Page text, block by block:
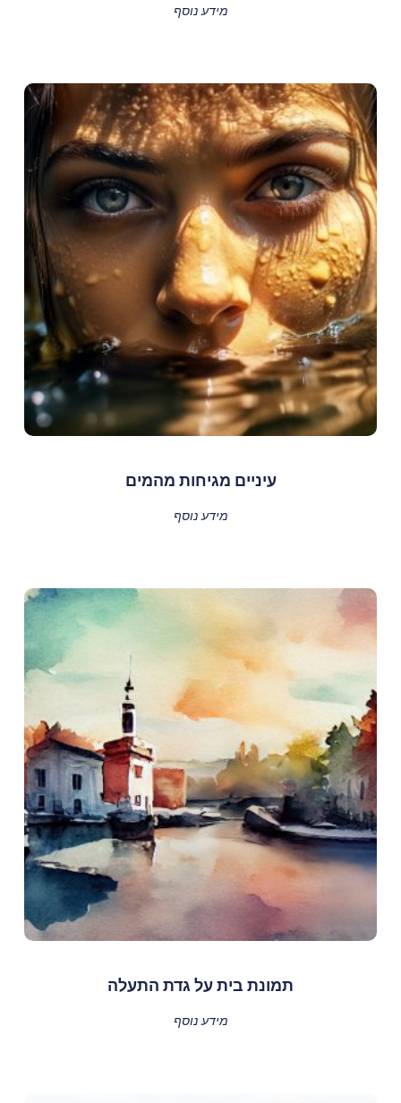
מידע נוסף
עיניים מגיחות מהמים
מידע נוסף
תמונת בית על גדת התעלה
מידע נוסף